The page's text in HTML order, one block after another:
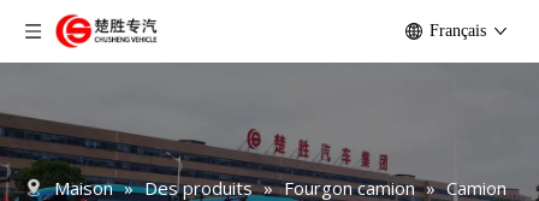
Français
Maison » Des produits » Fourgon camion » Camion